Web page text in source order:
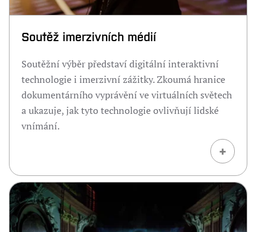
Soutěž imerzivních médií
Soutěžní výběr představí digitální interaktivní
technologie i imerzivní zážitky. Zkoumá hranice
dokumentárního vyprávění ve virtuálních světech
a ukazuje, jak tyto technologie ovlivňují lidské
vnímání.
+